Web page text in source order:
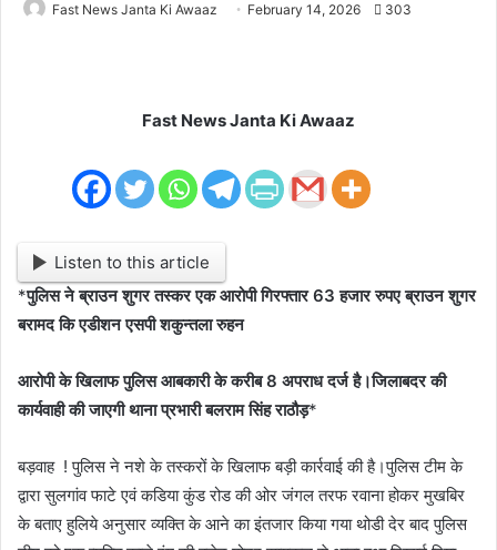
Fast News Janta Ki Awaaz February 14, 2026 303
Fast News Janta Ki Awaaz
Listen to this article
*पुलिस ने ब्राउन शुगर तस्कर एक आरोपी गिरफ्तार 63 हजार रुपए ब्राउन शुगर
बरामद कि एडीशन एसपी शकुन्तला रुहन
आरोपी के खिलाफ पुलिस आबकारी के करीब 8 अपराध दर्ज है।जिलाबदर की
कार्यवाही की जाएगी थाना प्रभारी बलराम सिंह राठौड़*
बड़वाह ! पुलिस ने नशे के तस्करों के खिलाफ बड़ी कार्रवाई की है।पुलिस टीम के
द्वारा सुलगांव फाटे एवं कडिया कुंड रोड की ओर जंगल तरफ रवाना होकर मुखबिर
के बताए हुलिये अनुसार व्यक्ति के आने का इंतजार किया गया थोडी देर बाद पुलिस